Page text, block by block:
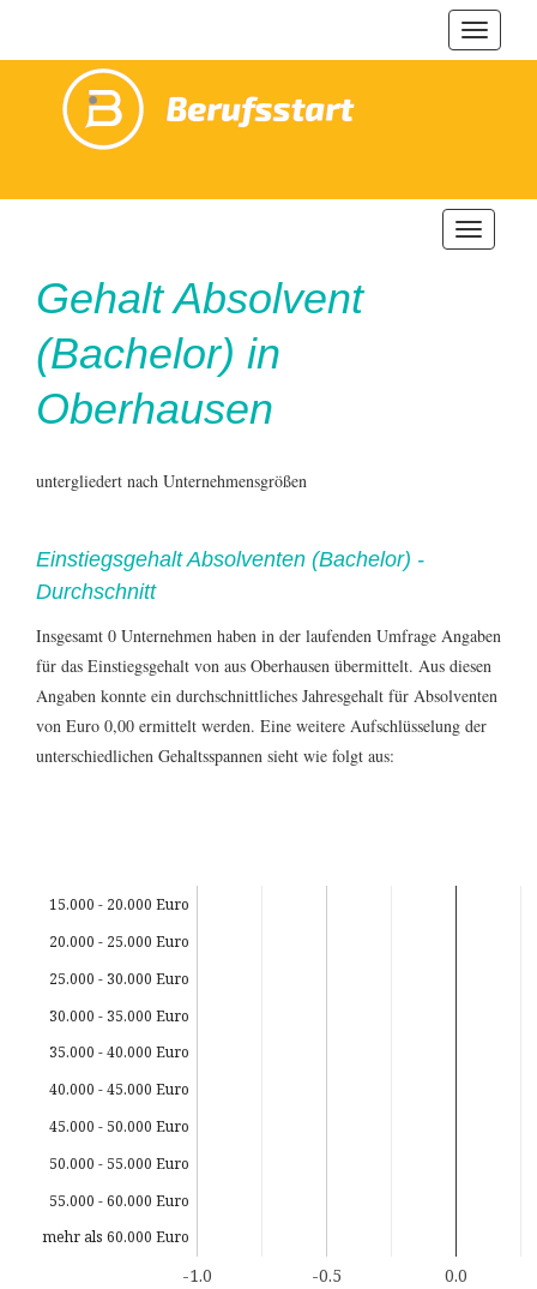
ein-/
GehaltAbsolvent
(Bachelor) in
Oberhausen
untergliedert nach Unternehmensgrößen
Einstiegsgehalt Absolventen (Bachelor) -
Durchschnitt
Insgesamt 0 Unternehmen haben in der laufenden Umfrage Angaben
für das Einstiegsgehalt von aus Oberhausen übermittelt. Aus diesen
Angaben konnte ein durchschnittliches Jahresgehalt für Absolventen
von Euro 0,00 ermittelt werden. Eine weitere Aufschlüsselung der
unterschiedlichen Gehaltsspannen sieht wie folgt aus:
-1.0 -0.5 0.0
15.000 - 20.000 Euro
20.000 - 25.000 Euro
25.000 - 30.000 Euro
30.000 - 35.000 Euro
35.000 - 40.000 Euro
40.000 - 45.000 Euro
45.000 - 50.000 Euro
50.000 - 55.000 Euro
55.000 - 60.000 Euro
mehr als 60.000 Euro